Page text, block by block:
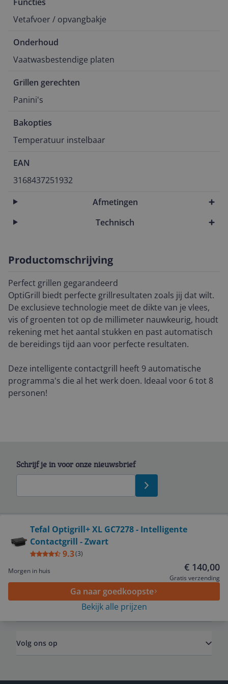
Vetafvoer / opvangbakje
Onderhoud
Vaatwasbestendige platen
Grillen gerechten
Panini's
Bakopties
Temperatuur instelbaar
EAN
3168437251932
Afmetingen
Technisch
Productomschrijving
Perfect grillen gegarandeerd
OptiGrill biedt perfecte grillresultaten zoals jij dat wilt.
De exclusieve technologie meet de dikte van je vlees,
vis of groenten tot op de millimeter nauwkeurig, houdt
rekening met het aantal stukken en past automatisch
de bereidings tijd aan voor perfecte resultaten.
Deze intelligente contactgrill heeft 9 automatische
programma's die al het werk doen. Ideaal voor 6 tot 8
personen!
Tefal Optigrill+ XL GC7278 - Intelligente
Contactgrill - Zwart
9.3(3)
Morgen in huis
€ 140,00
Gratis verzending
Ga naar goedkoopste
Bekijk alle prijzen
Schrijf je in voor onze nieuwsbrief
Service
Algemeen
Volg ons op